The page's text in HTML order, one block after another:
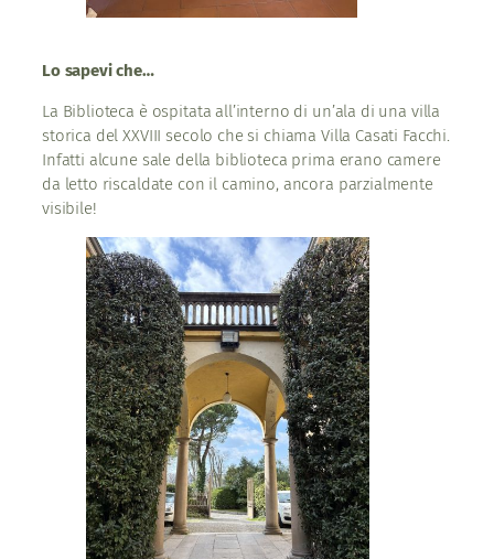
Lo sapevi che…
La Biblioteca è ospitata all’interno di un’ala di una villa
storica del XXVIII secolo che si chiama Villa Casati Facchi.
Infatti alcune sale della biblioteca prima erano camere
da letto riscaldate con il camino, ancora parzialmente
visibile!